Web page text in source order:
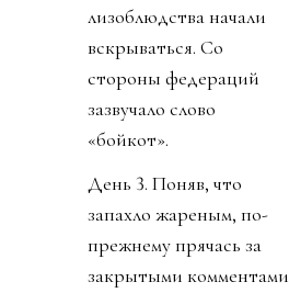
лизоблюдства начали
вскрываться. Со
стороны федераций
зазвучало слово
«бойкот».
День 3. Поняв, что
запахло жареным, по-
прежнему прячась за
закрытыми комментами